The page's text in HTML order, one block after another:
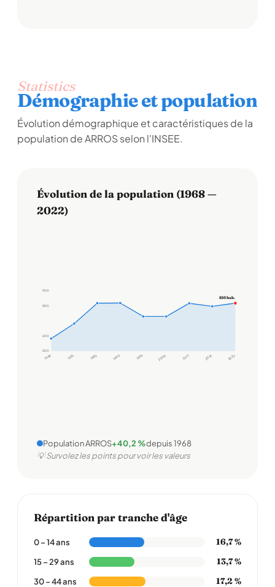
Statistics
Démographie et population
Évolution démographique et caractéristiques de la
population de ARROS selon l'INSEE.
Évolution de la population (1968 —
2022)
500
600
800
900
1968 1975 1982 1990 1999 2006 2011 2016 2022
816 hab.
Population ARROS+40,2 %depuis 1968
💡 Survolez les points pour voir les valeurs
Répartition par tranche d'âge
0 – 14 ans 16,7 %
15 – 29 ans 13,7 %
30 – 44 ans 17,2 %